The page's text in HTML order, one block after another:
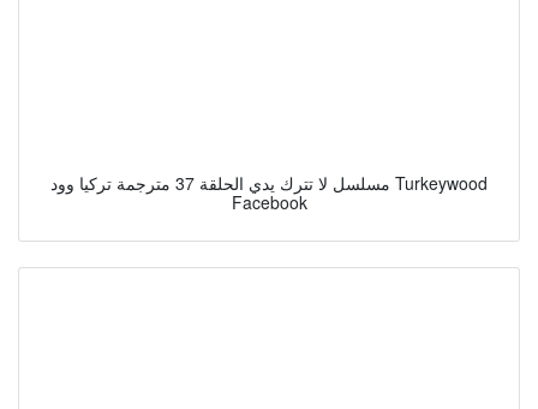
مسلسل لا تترك يدي الحلقة 37 مترجمة تركيا وود Turkeywood
Facebook